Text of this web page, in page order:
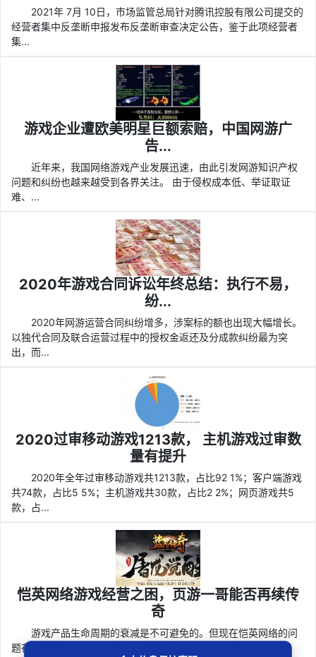
2021年 7月 10日，市场监管总局针对腾讯控股有限公司提交的
经营者集中反垄断申报发布反垄断审查决定公告，鉴于此项经营者
集...
游戏企业遭欧美明星巨额索赔，中国网游广
告...
近年来，我国网络游戏产业发展迅速，由此引发网游知识产权
问题和纠纷也越来越受到各界关注。 由于侵权成本低、举证取证
难、...
2020年游戏合同诉讼年终总结：执行不易，
纷...
2020年网游运营合同纠纷增多，涉案标的额也出现大幅增长。
以独代合同及联合运营过程中的授权金返还及分成款纠纷最为突
出，而...
2020过审移动游戏1213款， 主机游戏过审数
量有提升
2020年全年过审移动游戏共1213款，占比92 1%；客户端游戏
共74款，占比5 5%；主机游戏共30款，占比2 2%；网页游戏共5
款，占...
恺英网络游戏经营之困，页游一哥能否再续传
奇
游戏产品生命周期的衰减是不可避免的。但现在恺英网络的问
题在于游戏开发实力与腾讯、网易及一些头部企业相比不占优势，